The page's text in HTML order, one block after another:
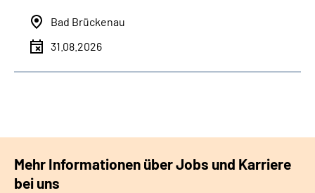
Bad Brückenau
31.08.2026
Mehr Informationen über Jobs und Karriere
bei uns